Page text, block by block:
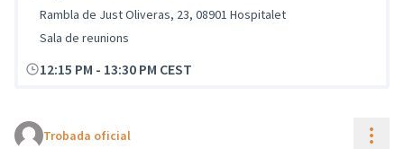
Rambla de Just Oliveras, 23, 08901 Hospitalet
Sala de reunions
12:15 PM - 13:30 PM CEST
Trobada oficial